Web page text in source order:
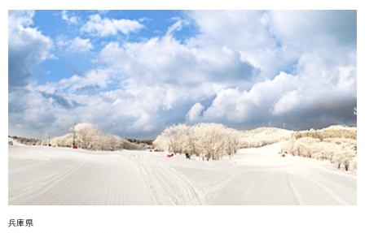
兵庫県